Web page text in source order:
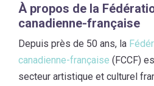
À propos de la
canadienne-française
Depuis près de 50 ans, la
canadienne-française (FCCF)
secteur artistique et culturel